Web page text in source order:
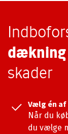
dækning
skader
Vælg én
Når du
du vælge